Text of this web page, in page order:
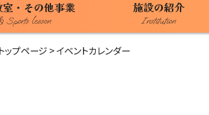
室・その他事業
Sports lesson
施設の紹介
Institution
トップページ > イベントカレンダー